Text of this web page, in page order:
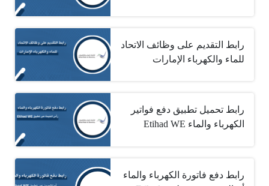
رابط التقديم على وظائف الاتحاد
للماء والكهرباء الإمارات
رابط تحميل تطبيق دفع فواتير
الكهرباء والماء ‏Etihad WE
رابط دفع فاتورة الكهرباء والماء